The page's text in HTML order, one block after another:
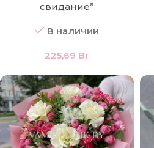
свидание”
В наличии
225,69 Br